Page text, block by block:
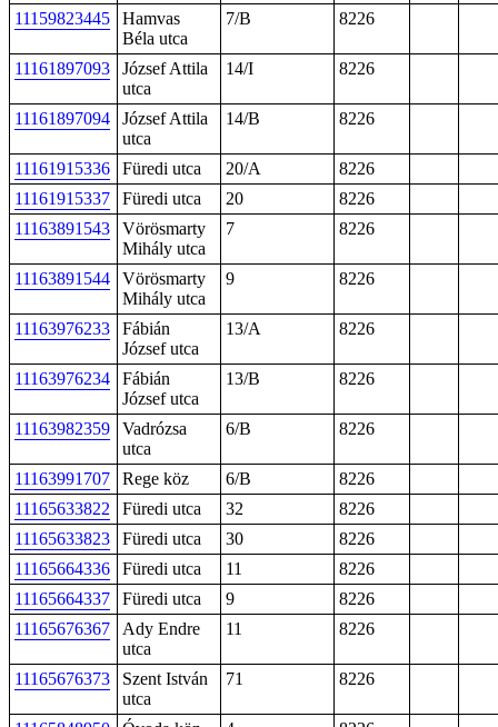
11159823445
Hamvas
Béla utca
7/B 8226
11161897093
József Attila
utca
14/I 8226
11161897094
József Attila
utca
14/B 8226
11161915336 Füredi utca 20/A
8226
11161915337
Füredi utca 20
8226
11163891543
Vörösmarty
Mihály utca
7 8226
11163891544
Vörösmarty
Mihály utca
9 8226
11163976233
Fábián
József utca
13/A 8226
11163976234
Fábián
József utca
13/B 8226
11163982359
Vadrózsa
utca
6/B 8226
11163991707 Rege köz 6/B
8226
11165633822
Füredi utca 32
8226
11165633823
Füredi utca 30
8226
11165664336
Füredi utca 11
8226
11165664337
Füredi utca 9
8226
11165676367
Ady Endre
utca
11 8226
11165676373
Szent István
utca
71 8226